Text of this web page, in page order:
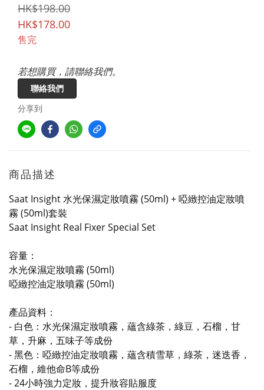
HK$198.00
HK$178.00
售完
若想購買，請聯絡我們。
聯絡我們
分享到
商品描述
Saat Insight 水光保濕定妝噴霧 (50ml) + 啞緻控油定妝噴
霧 (50ml)套裝
Saat Insight Real Fixer Special Set
容量：
水光保濕定妝噴霧 (50ml)
啞緻控油定妝噴霧 (50ml)
產品資料：
- 白色：水光保濕定妝噴霧，蘊含綠茶，綠豆，石榴，甘
草，升麻，五味子等成份
- 黑色：啞緻控油定妝噴霧，蘊含積雪草，綠茶，迷迭香，
石榴，維他命B等成份
- 24小時強力定妝，提升妝容貼服度